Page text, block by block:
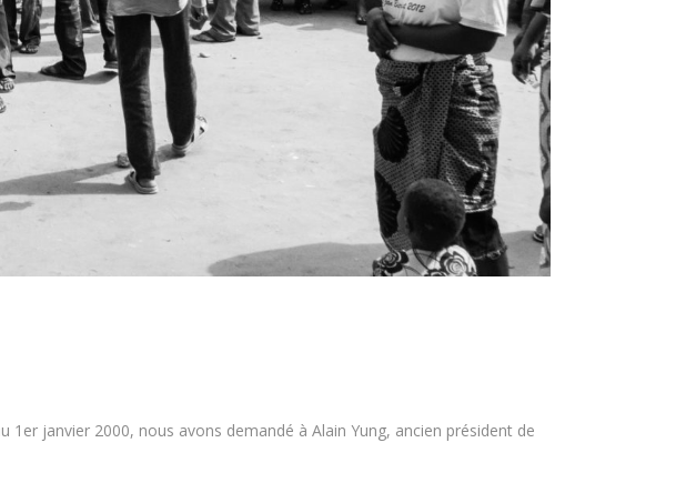
janvier 2000, nous avons demandé à Alain Yung, ancien président de